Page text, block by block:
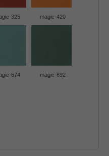
325 magic-420
674 magic-692